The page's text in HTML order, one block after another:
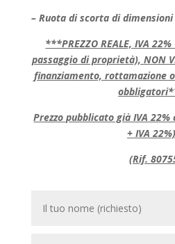
– Ruota di scorta di
***PREZZO REALE, IVA 22%
passaggio di proprietà), NON
finanziamento, rottamazione
Prezzo pubblicato già IVA
+ IVA
(Rif.